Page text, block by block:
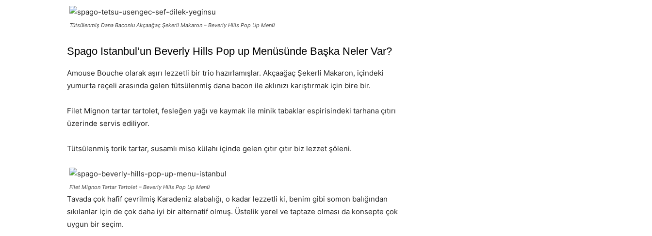
Tütsülenmiş Dana Baconlu Akçaağaç Şekerli Makaron – Beverly Hills Pop Up Menü
Spago Istanbul’un Beverly Hills Pop up Menüsünde Başka Neler Var?
Amouse Bouche olarak aşırı lezzetli bir trio hazırlamışlar. Akçaağaç Şekerli Makaron, içindeki
yumurta reçeli arasında gelen tütsülenmiş dana bacon ile aklınızı karıştırmak için bire bir.
Filet Mignon tartar tartolet, fesleğen yağı ve kaymak ile minik tabaklar espirisindeki tarhana çıtırı
üzerinde servis ediliyor.
Tütsülenmiş torik tartar, susamlı miso külahı içinde gelen çıtır çıtır biz lezzet şöleni.
Filet Mignon Tartar Tartolet – Beverly Hills Pop Up Menü
Tavada çok hafif çevrilmiş Karadeniz alabalığı, o kadar lezzetli ki, benim gibi somon balığından
sıkılanlar için de çok daha iyi bir alternatif olmuş. Üstelik yerel ve taptaze olması da konsepte çok
uygun bir seçim.